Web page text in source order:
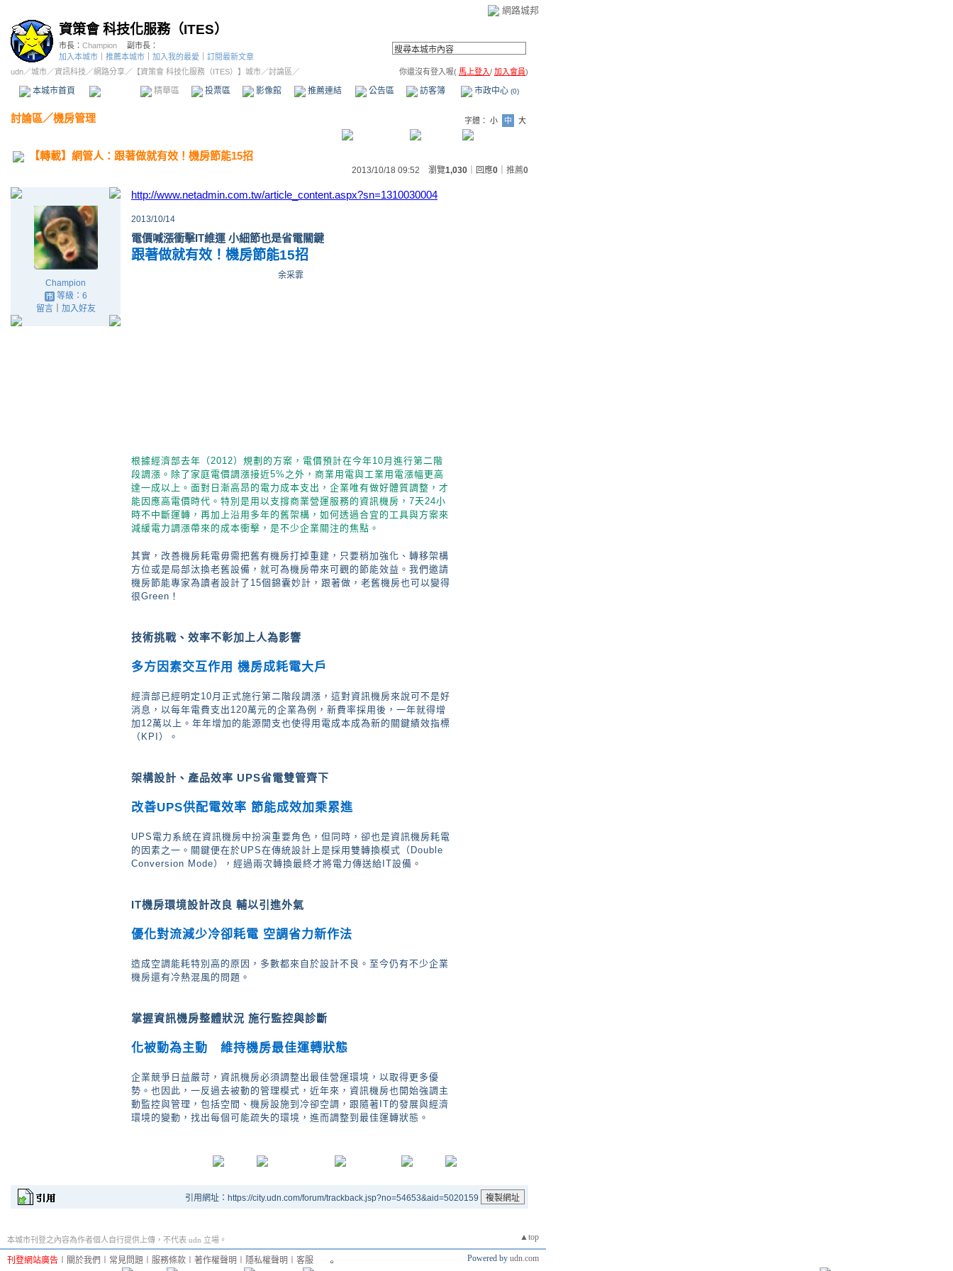
網路城邦
資策會 科技化服務（ITES）
市長： Champion
副市長：
加入本城市
推薦本城市 加入我的最愛
訂閱最新文章
udn／城市／資訊科技 ／網路分享／ 【資策會 科技化服務（ITES）】城市／討論區／ 你還沒有登入喔( 馬上登入/ 加入會員)
本城市首頁 精華區 投票區 影像館 推薦連結 公告區 訪客簿 市政中心 (0)
討論區／機房管理 字體： 小 中 大
【轉載】網管人：跟著做就有效！機房節能15招
2013/10/18 09:52 瀏覽1,030 ｜回應0 推薦0
Champion
等級：6
留言｜ 加入好友
http://www.netadmin.com.tw/article_content.aspx?sn=1310030004
2013/10/14
電價喊漲衝擊IT維運 小細節也是省電關鍵
跟著做就有效！機房節能15招
余采霏
根據經濟部去年（2012）規劃的方案，電價預計在今年10月進行第二階
段調漲。除了家庭電價調漲接近5%之外，商業用電與工業用電漲幅更高
達一成以上。面對日漸高昂的電力成本支出，企業唯有做好體質調整，才
能因應高電價時代。特別是用以支撐商業營運服務的資訊機房，7天24小
時不中斷運轉，再加上沿用多年的舊架構，如何透過合宜的工具與方案來
減緩電力調漲帶來的成本衝擊，是不少企業關注的焦點。
其實，改善機房耗電毋需把舊有機房打掉重建，只要稍加強化、轉移架構
方位或是局部汰換老舊設備，就可為機房帶來可觀的節能效益。我們邀請
機房節能專家為讀者設計了15個錦囊妙計，跟著做，老舊機房也可以變得
很Green！
技術挑戰、效率不彰加上人為影響
多方因素交互作用 機房成耗電大戶
經濟部已經明定10月正式施行第二階段調漲，這對資訊機房來說可不是好
消息，以每年電費支出120萬元的企業為例，新費率採用後，一年就得增
加12萬以上。年年增加的能源開支也使得用電成本成為新的關鍵績效指標
（KPI）。
架構設計、產品效率 UPS省電雙管齊下
改善UPS供配電效率 節能成效加乘累進
UPS電力系統在資訊機房中扮演重要角色，但同時，卻也是資訊機房耗電
的因素之一。關鍵便在於UPS在傳統設計上是採用雙轉換模式（Double
Conversion Mode），經過兩次轉換最終才將電力傳送給IT設備。
IT機房環境設計改良 輔以引進外氣
優化對流減少冷卻耗電 空調省力新作法
造成空調能耗特別高的原因，多數都來自於設計不良。至今仍有不少企業
機房還有冷熱混風的問題。
掌握資訊機房整體狀況 施行監控與診斷
化被動為主動 維持機房最佳運轉狀態
企業競爭日益嚴苛，資訊機房必須調整出最佳營運環境，以取得更多優
勢。也因此，一反過去被動的管理模式，近年來，資訊機房也開始強調主
動監控與管理，包括空間、機房設施到冷卻空調，跟隨著IT的發展與經濟
環境的變動，找出每個可能疏失的環境，進而調整到最佳運轉狀態。
引用網址：https://city.udn.com/forum/trackback.jsp?no=54653&aid=5020159
▲top
本城市刊登之內容為作者個人自行提供上傳，不代表 udn 立場。
刊登網站廣告 關於我們 常見問題 服務條款 著作權聲明 隱私權聲明 客服 Powered by udn.com